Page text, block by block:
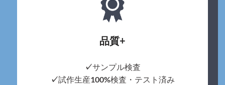
品質+
✓サンプル検査
✓試作生産100%検査・テスト済み